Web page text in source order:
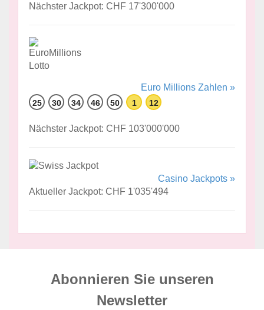
Nächster Jackpot: CHF 17'300'000
Euro Millions Zahlen »
25 30 34 46 50 1 12
Nächster Jackpot: CHF 103'000'000
Casino Jackpots »
Aktueller Jackpot: CHF 1'035'494
Abonnieren Sie unseren
News­letter